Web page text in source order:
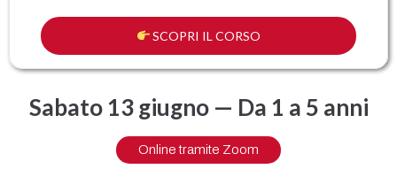
SCOPRI IL CORSO
Sabato 13 giugno — Da 1 a 5 anni
Online tramite Zoom